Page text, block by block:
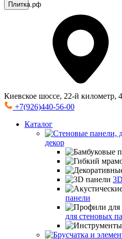
Киевское шоссе, 22-й километр,
+7(926)440-56-00
Каталог
декор
панели
для стеновых